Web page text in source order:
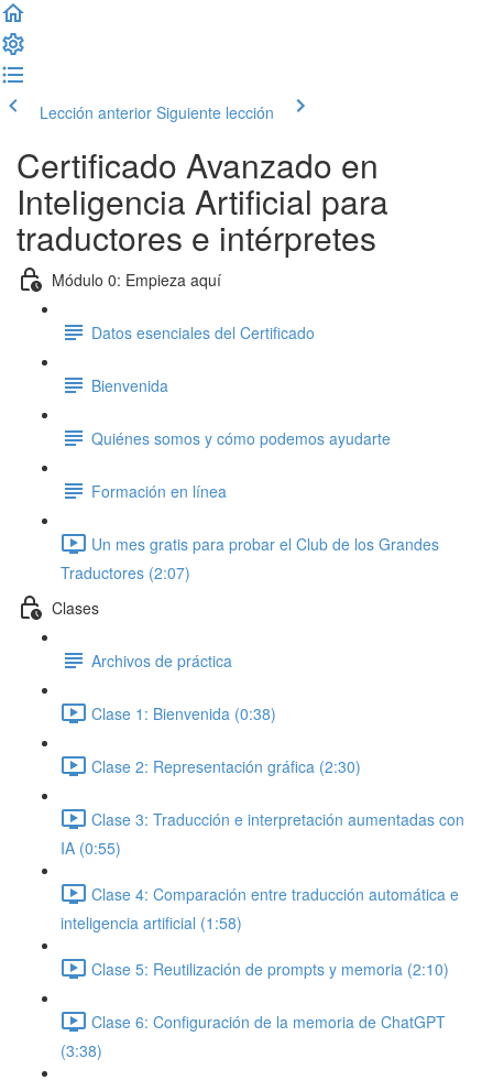
Lección anterior Siguiente lección
Certificado Avanzado en
Inteligencia Artificial para
traductores e intérpretes
Módulo 0: Empieza aquí
Datos esenciales del Certificado
Bienvenida
Quiénes somos y cómo podemos ayudarte
Formación en línea
Un mes gratis para probar el Club de los Grandes
Traductores (2:07)
Clases
Archivos de práctica
Clase 1: Bienvenida (0:38)
Clase 2: Representación gráfica (2:30)
Clase 3: Traducción e interpretación aumentadas con
IA (0:55)
Clase 4: Comparación entre traducción automática e
inteligencia artificial (1:58)
Clase 5: Reutilización de prompts y memoria (2:10)
Clase 6: Configuración de la memoria de ChatGPT
(3:38)